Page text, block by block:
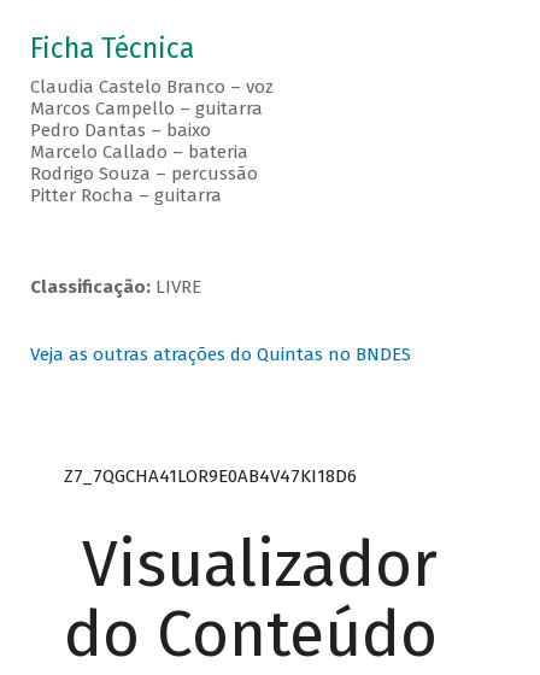
Ficha Técnica
Claudia Castelo Branco – voz
Marcos Campello – guitarra
Pedro Dantas – baixo
Marcelo Callado – bateria
Rodrigo Souza – percussão
Pitter Rocha – guitarra
Classificação: LIVRE
Veja as outras atrações do Quintas no BNDES
Z7_7QGCHA41LOR9E0AB4V47KI18D6
Visualizador
do Conteúdo